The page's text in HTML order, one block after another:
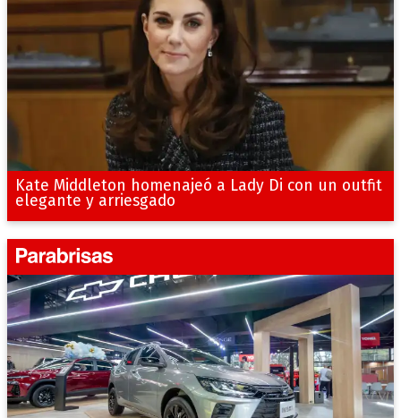
Kate Middleton homenajeó a Lady Di con un outfit
elegante y arriesgado